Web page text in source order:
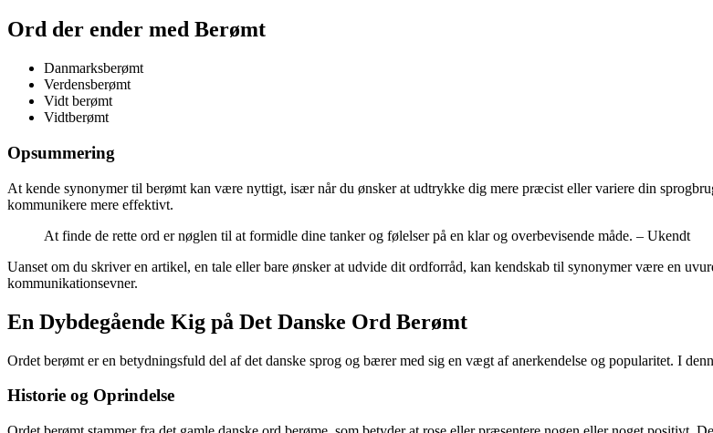
Ord der ender med Berømt
Danmarksberømt
Verdensberømt
Vidt berømt
Vidtberømt
Opsummering
At kende synonymer til berømt kan være nyttigt, især når du ønsker at udtrykke dig mere præcist eller variere din
kommunikere mere effektivt.
At finde de rette ord er nøglen til at formidle dine tanker og følelser på en klar og overbevisende måde. – Ukendt
Uanset om du skriver en artikel, en tale eller bare ønsker at udvide dit ordforråd, kan kendskab til synonymer være en
kommunikationsevner.
En Dybdegående Kig på Det Danske Ord Berømt
Ordet berømt er en betydningsfuld del af det danske sprog og bærer med sig en vægt af anerkendelse og popularitet. I
Historie og Oprindelse